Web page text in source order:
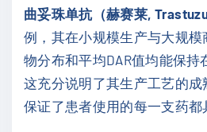
曲妥珠单抗（赫赛莱,
例，其在小规模生产与大规
物分布和平均DAR值均能保持
这充分说明了其生产工艺的
保证了患者使用的每一支药都